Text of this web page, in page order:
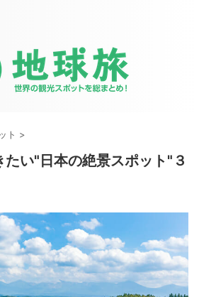
ト >
い"日本の絶景スポット"３